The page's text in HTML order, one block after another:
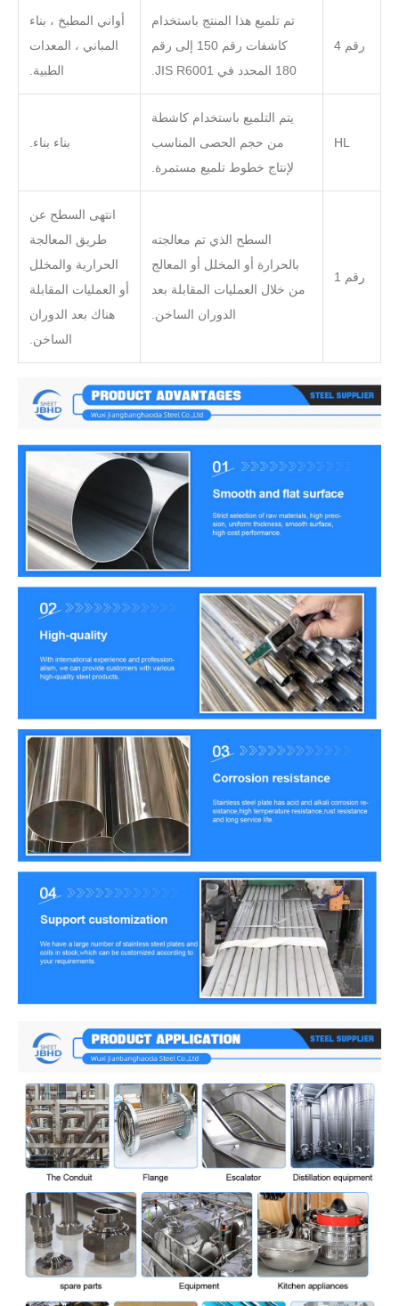
رقم 4
تم تلميع هذا المنتج باستخدام
كاشفات رقم 150 إلى رقم
180 المحدد في JIS R6001.
أواني المطبخ ، بناء
المباني ، المعدات
الطبية.
HL
يتم التلميع باستخدام كاشطة
من حجم الحصى المناسب
لإنتاج خطوط تلميع مستمرة.
بناء بناء.
رقم 1
السطح الذي تم معالجته
بالحرارة أو المخلل أو المعالج
من خلال العمليات المقابلة بعد
الدوران الساخن.
انتهى السطح عن
طريق المعالجة
الحرارية والمخلل
أو العمليات المقابلة
هناك بعد الدوران
الساخن.